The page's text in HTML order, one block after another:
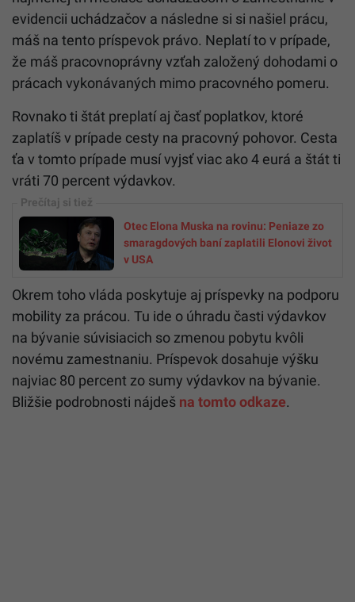
evidencii uchádzačov a následne si si našiel prácu,
máš na tento príspevok právo. Neplatí to v prípade,
že máš pracovnoprávny vzťah založený dohodami o
prácach vykonávaných mimo pracovného pomeru.
Rovnako ti štát preplatí aj časť poplatkov, ktoré
zaplatíš v prípade cesty na pracovný pohovor. Cesta
ťa v tomto prípade musí vyjsť viac ako 4 eurá a štát ti
vráti 70 percent výdavkov.
Otec Elona Muska na rovinu: Peniaze zo
smaragdových baní zaplatili Elonovi život
v USA
Okrem toho vláda poskytuje aj príspevky na podporu
mobility za prácou. Tu ide o úhradu časti výdavkov
na bývanie súvisiacich so zmenou pobytu kvôli
novému zamestnaniu. Príspevok dosahuje výšku
najviac 80 percent zo sumy výdavkov na bývanie.
Bližšie podrobnosti nájdeš na tomto odkaze.